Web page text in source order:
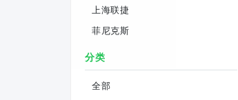
上海联捷
菲尼克斯
分类
全部